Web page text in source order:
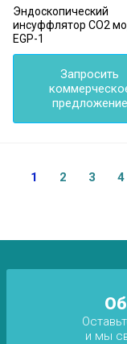
Эндоскопический
инсуффлятор CO2
EGP-1
Запросить
предложение
1 2 3 4
и мы